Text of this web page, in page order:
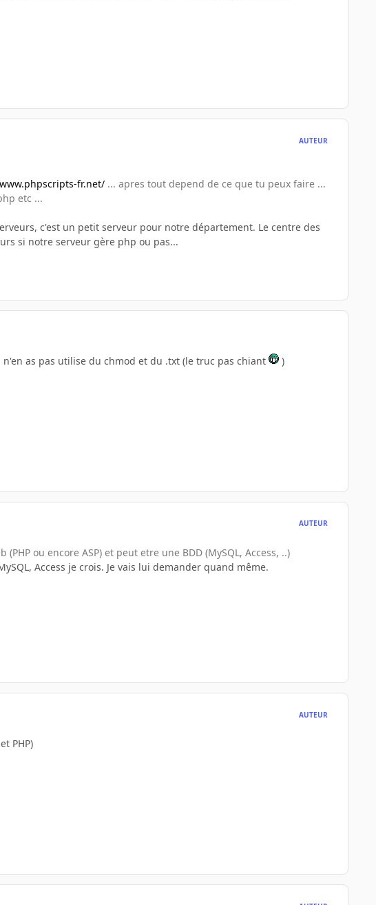
AUTEUR
fr.net/ ... apres tout depend de ce que tu peux faire ...
etc ...
c'est un petit serveur pour notre département. Le centre des
si notre serveur gère php ou pas...
as pas utilise du chmod et du .txt (le truc pas chiant )
AUTEUR
ou encore ASP) et peut etre une BDD (MySQL, Access, ..)
Access je crois. Je vais lui demander quand même.
AUTEUR
PHP)